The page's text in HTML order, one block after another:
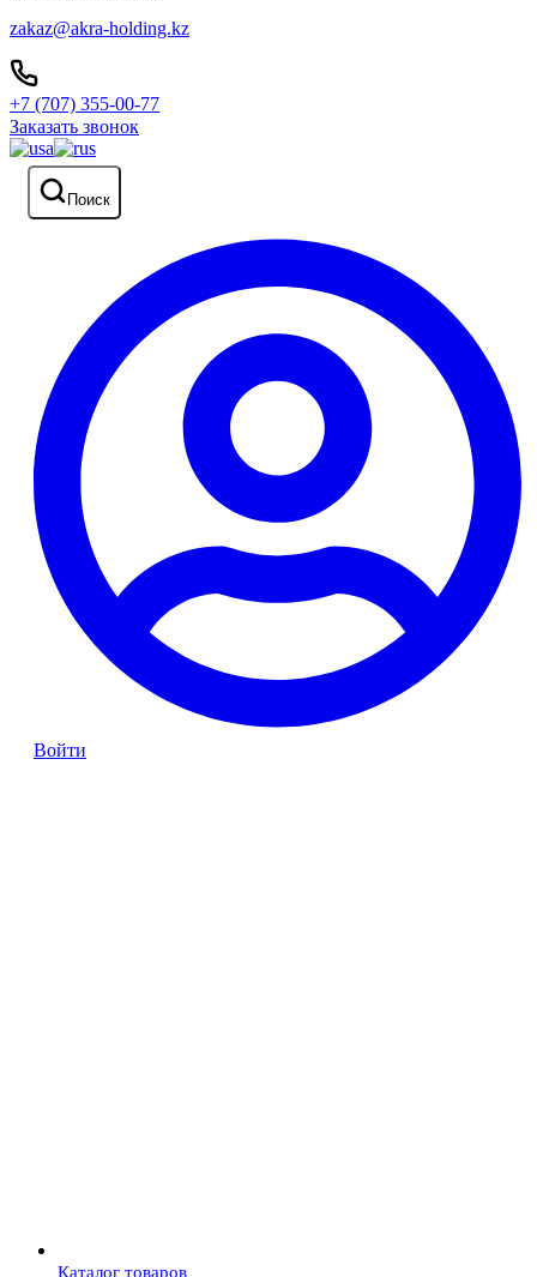
zakaz@akra-holding.kz
+7 (707) 355-00-77
Заказать звонок
Поиск
Войти
Каталог товаров